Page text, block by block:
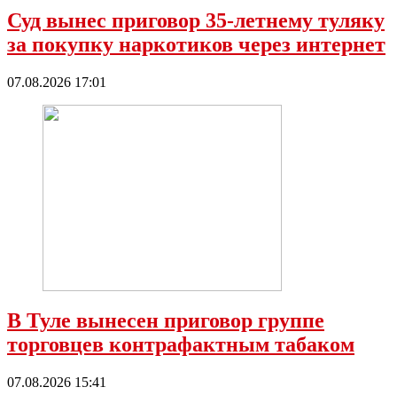
Суд вынес приговор 35-летнему туляку
за покупку наркотиков через интернет
07.08.2026 17:01
В Туле вынесен приговор группе
торговцев контрафактным табаком
07.08.2026 15:41